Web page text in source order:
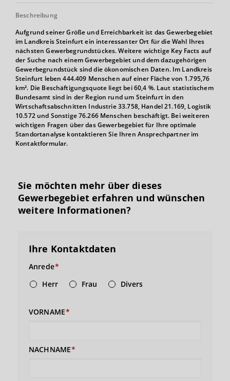
Beschreibung
Aufgrund seiner Größe und Erreichbarkeit ist das Gewerbegebiet
im Landkreis Steinfurt ein interessanter Ort für die Wahl Ihres
nächsten Gewerbegrundstückes. Weitere wichtige Key Facts auf
der Suche nach einem Gewerbegebiet und dem dazugehörigen
Gewerbegrundstück sind die ökonomischen Daten. Im Landkreis
Steinfurt leben 444.409 Menschen auf einer Fläche von 1.795,76
km². Die Beschäftigungsquote liegt bei 60,4 %. Laut statistischem
Bundesamt sind in der Region rund um Steinfurt in den
Wirtschaftsabschnitten Industrie 33.758, Handel 21.169, Logistik
10.572 und Sonstige 76.266 Menschen beschäftigt. Bei weiteren
wichtigen Fragen über das Gewerbegebiet für Ihre optimale
Standortanalyse kontaktieren Sie Ihren Ansprechpartner im
Kontaktformular.
Sie möchten mehr über dieses
Gewerbegebiet erfahren und wünschen
weitere Informationen?
Ihre Kontaktdaten
Anrede
Herr
Frau Divers
VORNAME
NACHNAME